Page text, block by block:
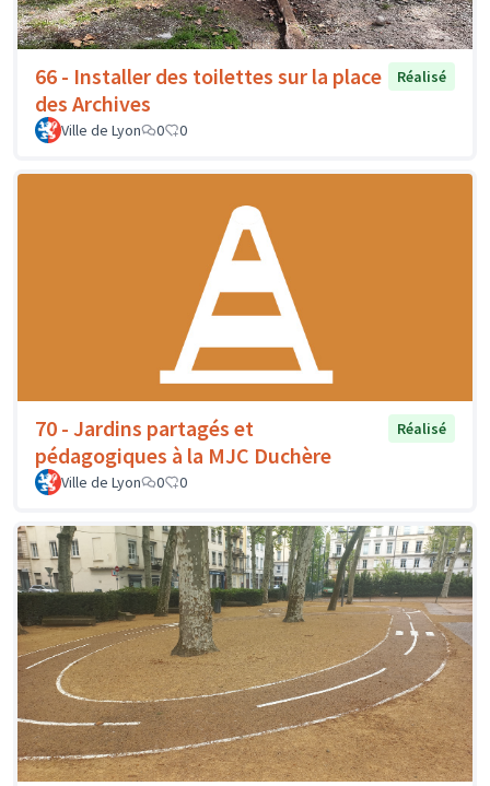
66 - Installer des toilettes sur la place
des Archives
Réalisé
Ville de Lyon 0 0
70 - Jardins partagés et
pédagogiques à la MJC Duchère
Réalisé
Ville de Lyon 0 0